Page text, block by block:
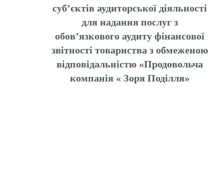
суб’єктів аудиторської діяльності
для надання послуг з
обов’язкового аудиту фінансової
звітності товариства з обмеженою
відповідальністю «Продовольча
компанія « Зоря Поділля»